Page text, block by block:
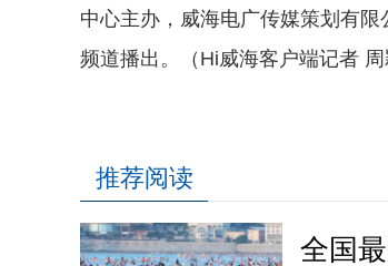
中心主办，威海电广传媒策划有
频道播出。（Hi威海客户端记者 周
推荐阅读
全国